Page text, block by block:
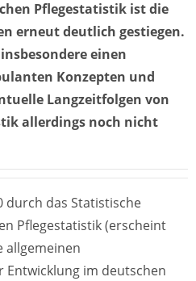
Pflegestatistik ist die
erneut deutlich gestiegen.
einen
Konzepten und
Langzeitfolgen von
allerdings noch nicht
durch das Statistische
Pflegestatistik (erscheint
allgemeinen
im deutschen